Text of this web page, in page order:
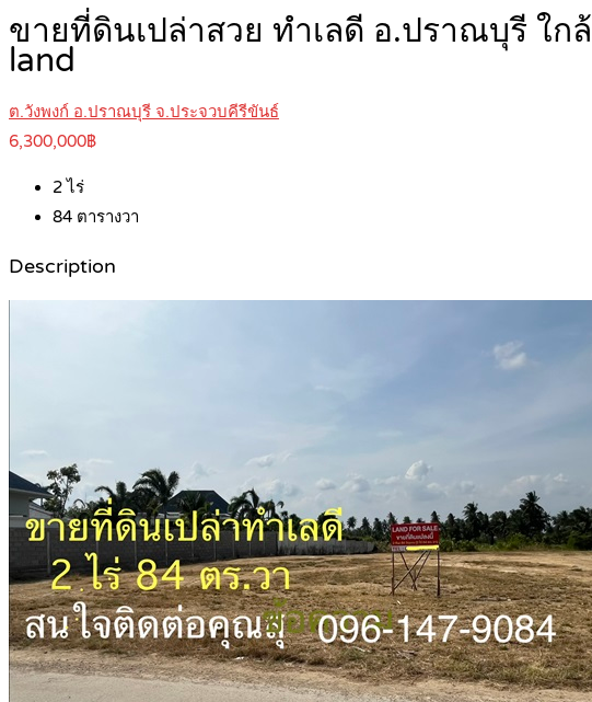
ขายที่ดินเปล่าสวย ทําเลดี อ.ปราณบุรี ใ
land
ต.วังพงก์ อ.ปราณบุรี จ.ประจวบคีรีขันธ์
6,300,000฿
2ไร่
84 ตารางวา
Description